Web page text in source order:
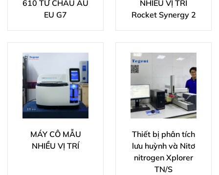
610 TỪ CHÂU ÂU
EU G7
NHIỀU VỊ TRÍ
Rocket Synergy 2
MÁY CÔ MẪU
NHIỀU VỊ TRÍ
Thiết bị phân tích
lưu huỳnh và Nitơ
nitrogen Xplorer
TN/S